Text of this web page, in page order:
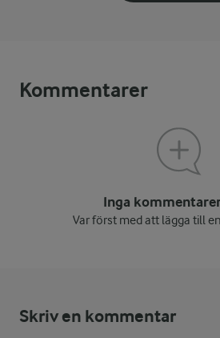
Kommentarer
Inga
Var först med att lägga till
Skriv en kommentar